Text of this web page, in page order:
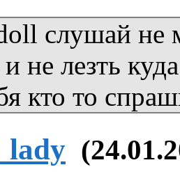
слушай не
не лезть
кто то